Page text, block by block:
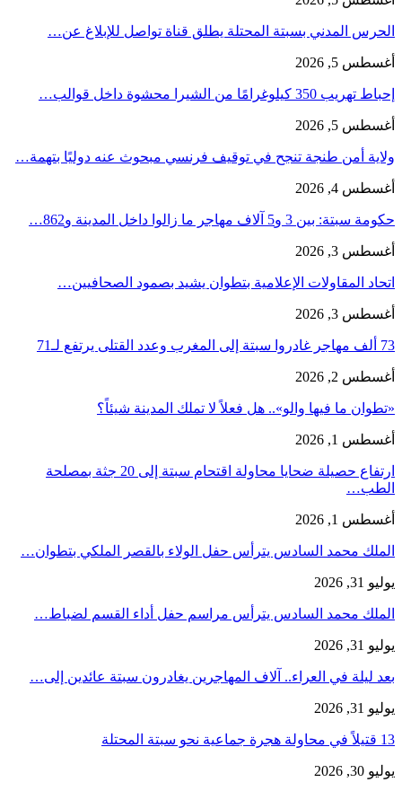
الحرس المدني بسبتة المحتلة يطلق قناة تواصل للإبلاغ عن…
أغسطس 5, 2026
إحباط تهريب 350 كيلوغرامًا من الشيرا محشوة داخل قوالب…
أغسطس 5, 2026
ولاية أمن طنجة تنجح في توقيف فرنسي مبحوث عنه دوليًا بتهمة…
أغسطس 4, 2026
حكومة سبتة: بين 3 و5 آلاف مهاجر ما زالوا داخل المدينة و862…
أغسطس 3, 2026
اتحاد المقاولات الإعلامية بتطوان يشيد بصمود الصحافيين…
أغسطس 3, 2026
73 ألف مهاجر غادروا سبتة إلى المغرب وعدد القتلى يرتفع لـ71
أغسطس 2, 2026
«تطوان ما فيها والو».. هل فعلاً لا تملك المدينة شيئاً؟
أغسطس 1, 2026
ارتفاع حصيلة ضحايا محاولة اقتحام سبتة إلى 20 جثة بمصلحة
الطب…
أغسطس 1, 2026
الملك محمد السادس يترأس حفل الولاء بالقصر الملكي بتطوان…
يوليو 31, 2026
الملك محمد السادس يترأس مراسم حفل أداء القسم لضباط…
يوليو 31, 2026
بعد ليلة في العراء.. آلاف المهاجرين يغادرون سبتة عائدين إلى…
يوليو 31, 2026
13 قتيلاً في محاولة هجرة جماعية نحو سبتة المحتلة
يوليو 30, 2026